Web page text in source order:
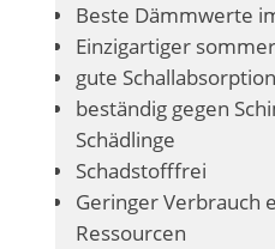
Beste Dämmwerte
Einzigartiger
gute Schallabsorption
beständig gegen
Schädlinge
Schadstofffrei
Geringer Verbrauch
Ressourcen